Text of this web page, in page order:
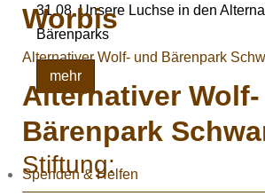
Worbis
Alternativer Wolf- und Bärenpark
Alternativer
Bärenpark
Spenden & Helfen
31.08. Unsere Luchse in den
Bärenparks
mehr
Stiftung: